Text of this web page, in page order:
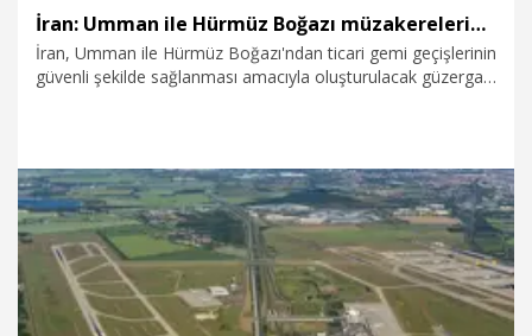
İran: Umman ile Hürmüz Boğazı müzakerelerinde güvenli güzergah konusunda anlaşmaya vardık
İran, Umman ile Hürmüz Boğazı'ndan ticari gemi geçişlerinin
güvenli şekilde sağlanması amacıyla oluşturulacak güzergah
6.08.2026 Dünya